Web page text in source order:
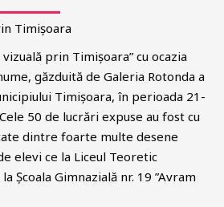
Timișoara
prin Timișoara” cu ocazia
găzduită de Galeria Rotonda a
Timișoara, în perioada 21-
50 de lucrări expuse au fost cu
dintre foarte multe desene
elevi ce la Liceul Teoretic
Școala Gimnazială nr. 19 ”Avram